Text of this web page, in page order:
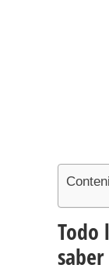
Todo